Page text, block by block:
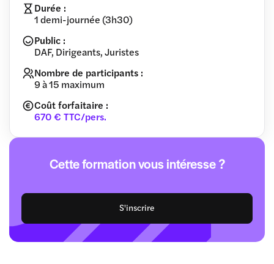
Durée :
1 demi-journée (3h30)
Public :
DAF, Dirigeants, Juristes
Nombre de participants :
9 à 15 maximum
Coût forfaitaire :
670 € TTC/pers.
Cette formation vous intéresse ?
S'inscrire